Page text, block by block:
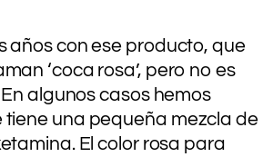
años con ese producto, que
‘coca rosa’, pero no es
algunos casos hemos
una pequeña mezcla de
El color rosa para